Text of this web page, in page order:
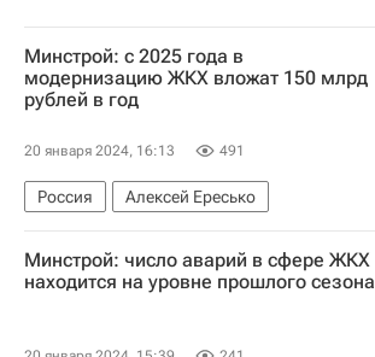
Минстрой: с 2025 года в
модернизацию ЖКХ вложат 150 млрд
рублей в год
20 января 2024, 16:13 491
Россия
Алексей Ересько
Минстрой: число аварий в сфере ЖКХ
находится на уровне прошлого сезона